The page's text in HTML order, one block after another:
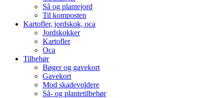
Så og plantejord
Til komposten
Kartofler, jordskok, oca
Jordskokker
Kartofler
Oca
Tilbehør
Bøger og gavekort
Gavekort
Mod skadevoldere
Så- og plantetilbehør